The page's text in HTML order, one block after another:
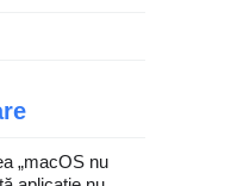
„macOS nu